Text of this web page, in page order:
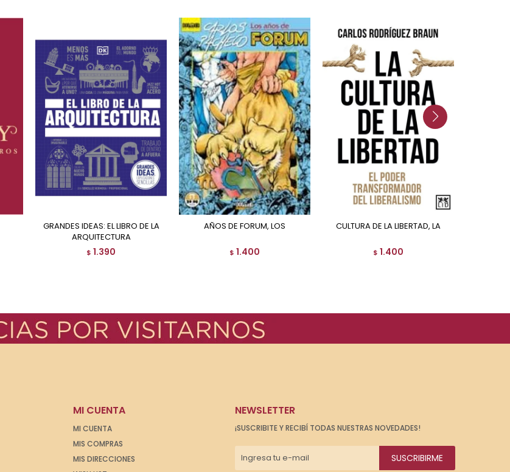
GRANDES IDEAS: EL LIBRO DE LA
ARQUITECTURA
$ 1.390
AÑOS DE FORUM, LOS
$ 1.400
CULTURA DE LA LIBERTAD, LA
$ 1.400
MI CUENTA
MI CUENTA
MIS COMPRAS
MIS DIRECCIONES
NEWSLETTER
¡SUSCRIBITE Y RECIBÍ TODAS NUESTRAS NOVEDADES!
SUSCRIBIRME